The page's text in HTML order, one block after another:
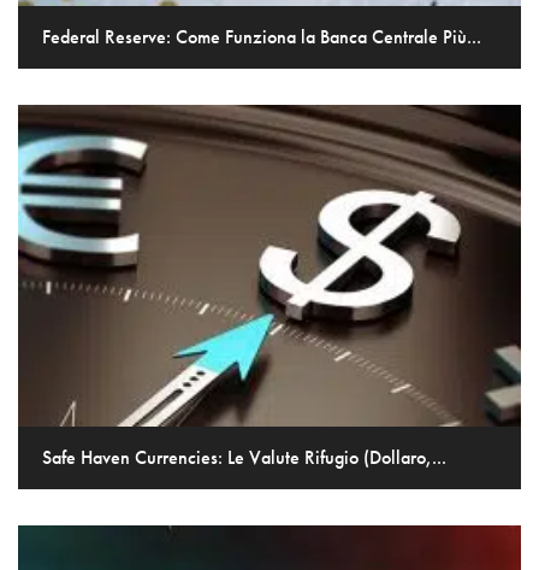
Federal Reserve: Come Funziona la Banca Centrale Più...
Safe Haven Currencies: Le Valute Rifugio (Dollaro,...